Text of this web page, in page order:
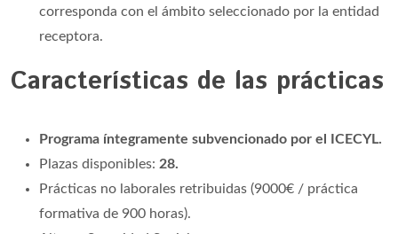
corresponda con el ámbito seleccionado por la entidad
receptora.
Características de las prácticas
Programa íntegramente subvencionado por el ICECYL.
Plazas disponibles: 28.
Prácticas no laborales retribuidas (9000€ / práctica
formativa de 900 horas).